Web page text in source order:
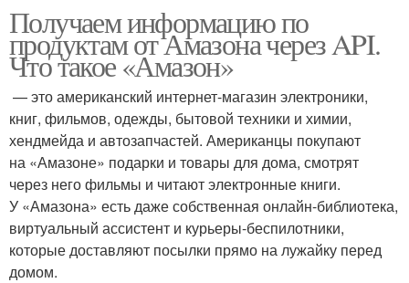
Получаем информацию по
продуктам от Амазона через API.
Что такое «Амазон»
— это американский интернет-магазин электроники,
книг, фильмов, одежды, бытовой техники и химии,
хендмейда и автозапчастей. Американцы покупают
на «Амазоне» подарки и товары для дома, смотрят
через него фильмы и читают электронные книги.
У «Амазона» есть даже собственная онлайн-библиотека,
виртуальный ассистент и курьеры-беспилотники,
которые доставляют посылки прямо на лужайку перед
домом.